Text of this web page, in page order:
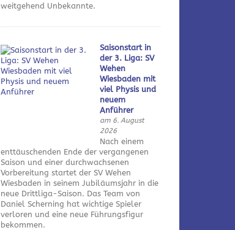
weitgehend Unbekannte.
Saisonstart in
der 3. Liga: SV
Wehen
Wiesbaden mit
viel Physis und
neuem
Anführer
am 6. August
2026
Nach einem
enttäuschenden Ende der vergangenen
Saison und einer durchwachsenen
Vorbereitung startet der SV Wehen
Wiesbaden in seinem Jubiläumsjahr in die
neue Drittliga-Saison. Das Team von
Daniel Scherning hat wichtige Spieler
verloren und eine neue Führungsfigur
bekommen.